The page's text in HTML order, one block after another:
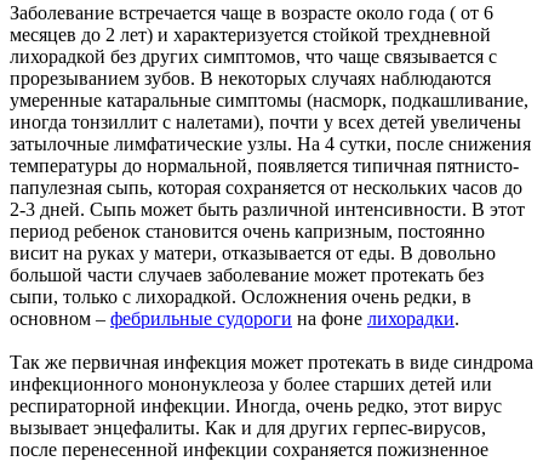
Заболевание встречается чаще в возрасте около года ( от 6
месяцев до 2 лет) и характеризуется стойкой трехдневной
лихорадкой без других симптомов, что чаще связывается с
прорезыванием зубов. В некоторых случаях наблюдаются
умеренные катаральные симптомы (насморк, подкашливание,
иногда тонзиллит с налетами), почти у всех детей увеличены
затылочные лимфатические узлы. На 4 сутки, после снижения
температуры до нормальной, появляется типичная пятнисто-
папулезная сыпь, которая сохраняется от нескольких часов до
2-3 дней. Сыпь может быть различной интенсивности. В этот
период ребенок становится очень капризным, постоянно
висит на руках у матери, отказывается от еды. В довольно
большой части случаев заболевание может протекать без
сыпи, только с лихорадкой. Осложнения очень редки, в
основном – фебрильные судороги на фоне лихорадки.
Так же первичная инфекция может протекать в виде синдрома
инфекционного мононуклеоза у более старших детей или
респираторной инфекции. Иногда, очень редко, этот вирус
вызывает энцефалиты. Как и для других герпес-вирусов,
после перенесенной инфекции сохраняется пожизненное